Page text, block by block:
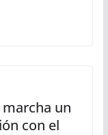
un
con el